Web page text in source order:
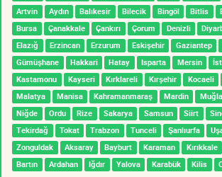
Artvin
Aydın Balıkesir Bilecik Bingöl Bitlis
Bursa
Çanakkale Çankırı Çorum Denizli
Elazığ
Erzincan Erzurum Eskişehir Gaziantep
Gümüşhane
Hakkari Hatay Isparta Mersin
Kastamonu
Kayseri Kırklareli Kırşehir Kocaeli
Malatya
Manisa Kahramanmaraş Mardin Muğla
Niğde
Ordu Rize Sakarya Samsun Siirt
Tekirdağ
Tokat Trabzon Tunceli Şanlıurfa
Zonguldak
Aksaray Bayburt Karaman Kırıkkale
Bartın
Ardahan Iğdır Yalova Karabük Kilis